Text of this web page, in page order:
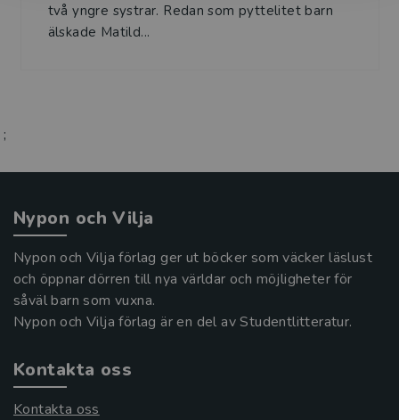
två yngre systrar. Redan som pyttelitet barn
älskade Matild...
;
Nypon och Vilja
Nypon och Vilja förlag ger ut böcker som väcker läslust
och öppnar dörren till nya världar och möjligheter för
såväl barn som vuxna.
Nypon och Vilja förlag är en del av Studentlitteratur.
Kontakta oss
Kontakta oss